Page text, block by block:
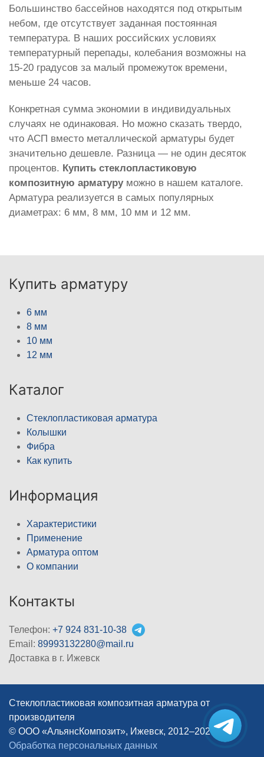
Большинство бассейнов находятся под открытым
небом, где отсутствует заданная постоянная
температура. В наших российских условиях
температурный перепады, колебания возможны на
15-20 градусов за малый промежуток времени,
меньше 24 часов.
Конкретная сумма экономии в индивидуальных
случаях не одинаковая. Но можно сказать твердо,
что АСП вместо металлической арматуры будет
значительно дешевле. Разница — не один десяток
процентов. Купить стеклопластиковую
композитную арматуруможно в нашем каталоге.
Арматура реализуется в самых популярных
диаметрах: 6 мм, 8 мм, 10 мм и 12 мм.
Купить арматуру
6 мм
8 мм
10 мм
12 мм
Каталог
Стеклопластиковая арматура
Колышки
Фибра
Как купить
Информация
Характеристики
Применение
Арматура оптом
О компании
Контакты
Телефон: +7 924 831-10-38
Email: 89993132280@mail.ru
Доставка в г. Ижевск
Стеклопластиковая композитная арматура от
производителя
© ООО «АльянсКомпозит», Ижевск, 2012–2026 |
Обработка персональных данных